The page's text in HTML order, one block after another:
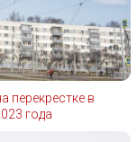
перекрестке в
года